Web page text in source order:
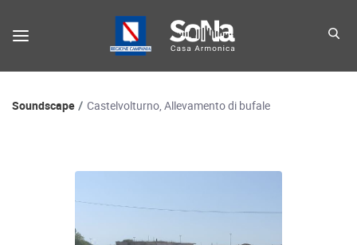
Percorso di navigazione
Soundscape Castelvolturno, Allevamento di bufale